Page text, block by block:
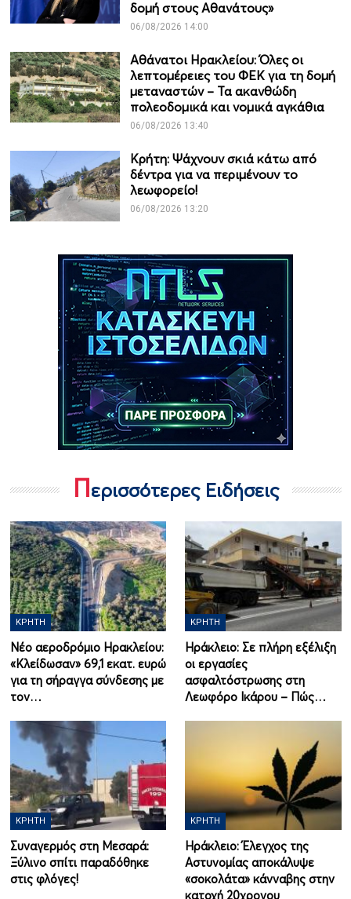
δομή στους Αθανάτους»
06/08/2026 14:00
Αθάνατοι Ηρακλείου: Όλες οι
λεπτομέρειες του ΦΕΚ για τη δομή
μεταναστών – Τα ακανθώδη
πολεοδομικά και νομικά αγκάθια
06/08/2026 13:40
Κρήτη: Ψάχνουν σκιά κάτω από
δέντρα για να περιμένουν το
λεωφορείο!
06/08/2026 13:20
Περισσότερες Ειδήσεις
ΚΡΉΤΗ
Νέο αεροδρόμιο Ηρακλείου:
«Κλείδωσαν» 69,1 εκατ. ευρώ
για τη σήραγγα σύνδεσης με
τον…
ΚΡΉΤΗ
Ηράκλειο: Σε πλήρη εξέλιξη
οι εργασίες
ασφαλτόστρωσης στη
Λεωφόρο Ικάρου – Πώς…
ΚΡΉΤΗ
Συναγερμός στη Μεσαρά:
Ξύλινο σπίτι παραδόθηκε
στις φλόγες!
ΚΡΉΤΗ
Ηράκλειο: Έλεγχος της
Αστυνομίας αποκάλυψε
«σοκολάτα» κάνναβης στην
κατοχή 20χρονου